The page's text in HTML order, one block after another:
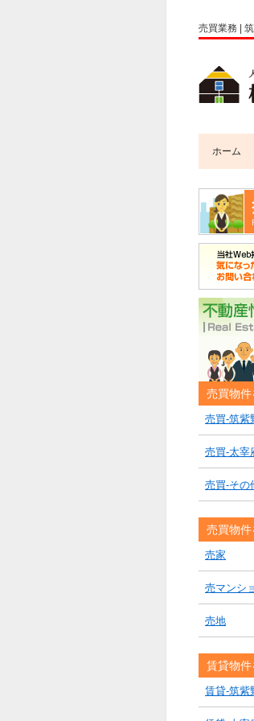
売買業務 |
ホーム
売買物
売買-筑紫
売買-太宰
売買-その
売買物
売家
売マンシ
売地
賃貸物
賃貸-筑紫